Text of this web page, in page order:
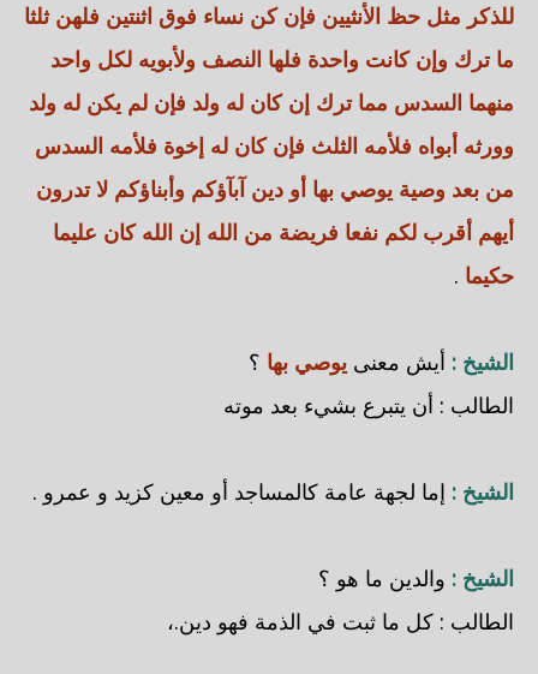
للذكر مثل حظ الأنثيين فإن كن نساء فوق اثنتين فلهن ثلثا
ما ترك وإن كانت واحدة فلها النصف ولأبويه لكل واحد
منهما السدس مما ترك إن كان له ولد فإن لم يكن له ولد
وورثه أبواه فلأمه الثلث فإن كان له إخوة فلأمه السدس
من بعد وصية يوصي بها أو دين آبآؤكم وأبناؤكم لا تدرون
أيهم أقرب لكم نفعا فريضة من الله إن الله كان عليما
حكيما .
الشيخ : أيش معنى يوصي بها ؟
الطالب : أن يتبرع بشيء بعد موته
الشيخ : إما لجهة عامة كالمساجد أو معين كزيد و عمرو .
الشيخ : والدين ما هو ؟
الطالب : كل ما ثبت في الذمة فهو دين.،